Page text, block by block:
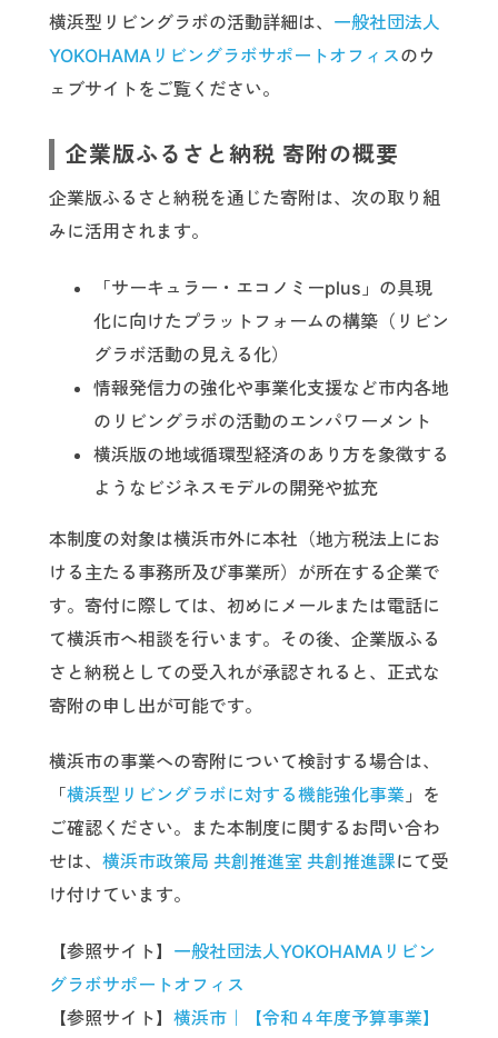
横浜型リビングラボの活動詳細は、 一般社団法人
YOKOHAMAリビングラボサポートオフィスのウ
ェブサイトをご覧ください。
企業版ふるさと納税 寄附の概要
企業版ふるさと納税を通じた寄附は、次の取り組
みに活用されます。
「サーキュラー・エコノミーplus」の具現
化に向けたプラットフォームの構築（リビン
グラボ活動の見える化）
情報発信力の強化や事業化支援など市内各地
のリビングラボの活動のエンパワーメント
横浜版の地域循環型経済のあり方を象徴する
ようなビジネスモデルの開発や拡充
本制度の対象は横浜市外に本社（地⽅税法上にお
ける主たる事務所及び事業所）が所在する企業で
す。寄付に際しては、初めにメールまたは電話に
て横浜市へ相談を行います。その後、企業版ふる
さと納税としての受入れが承認されると、正式な
寄附の申し出が可能です。
横浜市の事業への寄附について検討する場合は、
「横浜型リビングラボに対する機能強化事業 」を
ご確認ください。また本制度に関するお問い合わ
せは、 横浜市政策局 共創推進室 共創推進課にて受
け付けています。
【参照サイト】 一般社団法人YOKOHAMAリビン
グラボサポートオフィス
【参照サイト】 横浜市｜【令和４年度予算事業】